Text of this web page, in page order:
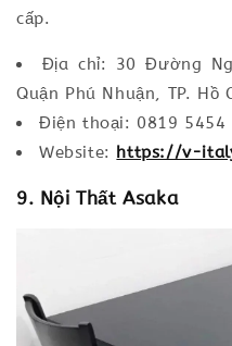
cấp.
Địa chỉ: 30 Đường
Quận Phú Nhuận, TP. Hồ
Điện thoại: 0819 5454
Website: https://v-
9. Nội Thất Asaka